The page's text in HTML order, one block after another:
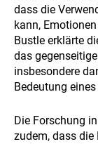
dass die
kann,
Bustle erklärte
das
insbesondere
Bedeutung
Die Forschung
zudem, dass die